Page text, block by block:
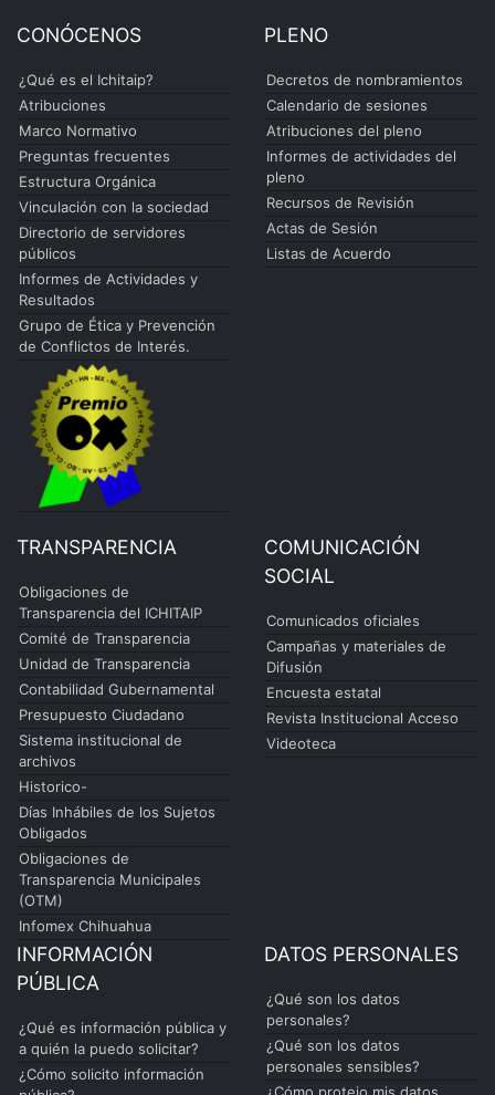
CONÓCENOS
¿Qué es el Ichitaip?
Atribuciones
Marco Normativo
Preguntas frecuentes
Estructura Orgánica
Vinculación con la sociedad
Directorio de servidores
públicos
Informes de Actividades y
Resultados
Grupo de Ética y Prevención
de Conflictos de Interés.
PLENO
Decretos de nombramientos
Calendario de sesiones
Atribuciones del pleno
Informes de actividades del
pleno
Recursos de Revisión
Actas de Sesión
Listas de Acuerdo
TRANSPARENCIA
Obligaciones de
Transparencia del ICHITAIP
Comité de Transparencia
Unidad de Transparencia
Contabilidad Gubernamental
Presupuesto Ciudadano
Sistema institucional de
archivos
Historico-
Días Inhábiles de los Sujetos
Obligados
Obligaciones de
Transparencia Municipales
(OTM)
Infomex Chihuahua
COMUNICACIÓN
SOCIAL
Comunicados oficiales
Campañas y materiales de
Difusión
Encuesta estatal
Revista Institucional Acceso
Videoteca
INFORMACIÓN
PÚBLICA
¿Qué es información pública y
a quién la puedo solicitar?
¿Cómo solicito información
DATOS PERSONALES
¿Qué son los datos
personales?
¿Qué son los datos
personales sensibles?